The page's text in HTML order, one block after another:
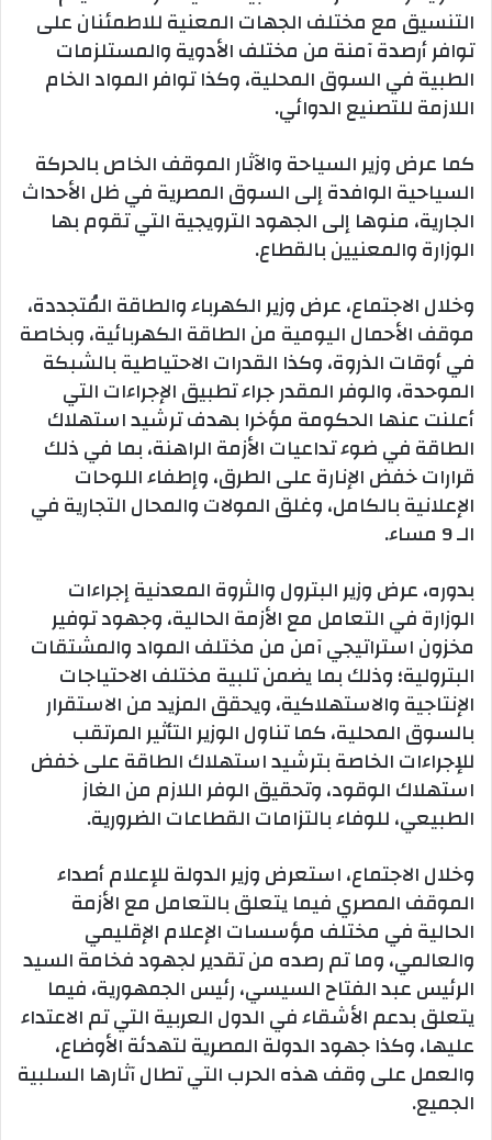
التنسيق مع مختلف الجهات المعنية للاطمئنان على
توافر أرصدة آمنة من مختلف الأدوية والمستلزمات
الطبية في السوق المحلية، وكذا توافر المواد الخام
اللازمة للتصنيع الدوائي.
كما عرض وزير السياحة والآثار الموقف الخاص بالحركة
السياحية الوافدة إلى السوق المصرية في ظل الأحداث
الجارية، منوها إلى الجهود الترويجية التي تقوم بها
الوزارة والمعنيين بالقطاع.
وخلال الاجتماع، عرض وزير الكهرباء والطاقة المُتجددة،
موقف الأحمال اليومية من الطاقة الكهربائية، وبخاصة
في أوقات الذروة، وكذا القدرات الاحتياطية بالشبكة
الموحدة، والوفر المقدر جراء تطبيق الإجراءات التي
أعلنت عنها الحكومة مؤخرا بهدف ترشيد استهلاك
الطاقة في ضوء تداعيات الأزمة الراهنة، بما في ذلك
قرارات خفض الإنارة على الطرق، وإطفاء اللوحات
الإعلانية بالكامل، وغلق المولات والمحال التجارية في
الـ 9 مساء.
بدوره، عرض وزير البترول والثروة المعدنية إجراءات
الوزارة في التعامل مع الأزمة الحالية، وجهود توفير
مخزون استراتيجي آمن من مختلف المواد والمشتقات
البترولية؛ وذلك بما يضمن تلبية مختلف الاحتياجات
الإنتاجية والاستهلاكية، ويحقق المزيد من الاستقرار
بالسوق المحلية، كما تناول الوزير التأثير المرتقب
للإجراءات الخاصة بترشيد استهلاك الطاقة على خفض
استهلاك الوقود، وتحقيق الوفر اللازم من الغاز
الطبيعي، للوفاء بالتزامات القطاعات الضرورية.
وخلال الاجتماع، استعرض وزير الدولة للإعلام أصداء
الموقف المصري فيما يتعلق بالتعامل مع الأزمة
الحالية في مختلف مؤسسات الإعلام الإقليمي
والعالمي، وما تم رصده من تقدير لجهود فخامة السيد
الرئيس عبد الفتاح السيسي، رئيس الجمهورية، فيما
يتعلق بدعم الأشقاء في الدول العربية التي تم الاعتداء
عليها، وكذا جهود الدولة المصرية لتهدئة الأوضاع،
والعمل على وقف هذه الحرب التي تطال آثارها السلبية
الجميع.